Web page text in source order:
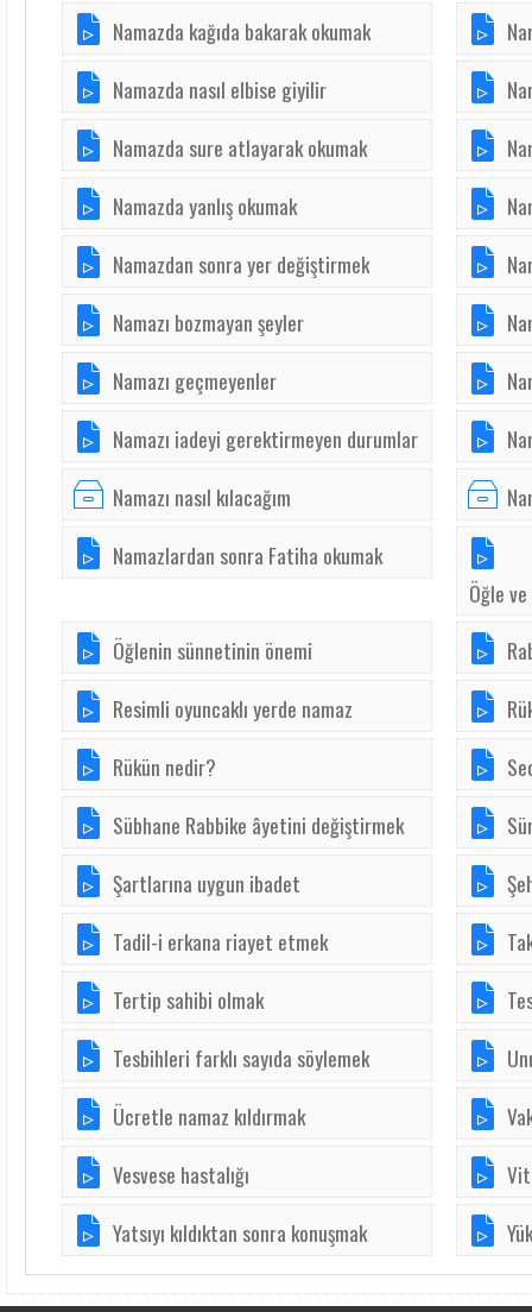
Namazda kağıda bakarak okumak
Namazda nasıl elbise giyilir
Namazda sure atlayarak okumak
Namazda yanlış okumak
Namazdan sonra yer değiştirmek
Namazı bozmayan şeyler
Namazı geçmeyenler
Namazı iadeyi gerektirmeyen durumlar
Namazı nasıl kılacağım
Namazlardan sonra Fatiha okumak
Öğle
Öğlenin sünnetinin önemi
Resimli oyuncaklı yerde namaz
Rükün nedir?
Sübhane Rabbike âyetini değiştirmek
Şartlarına uygun ibadet
Tadil-i erkana riayet etmek
Tertip sahibi olmak
Tesbihleri farklı sayıda söylemek
Ücretle namaz kıldırmak
Vesvese hastalığı
Yatsıyı kıldıktan sonra konuşmak